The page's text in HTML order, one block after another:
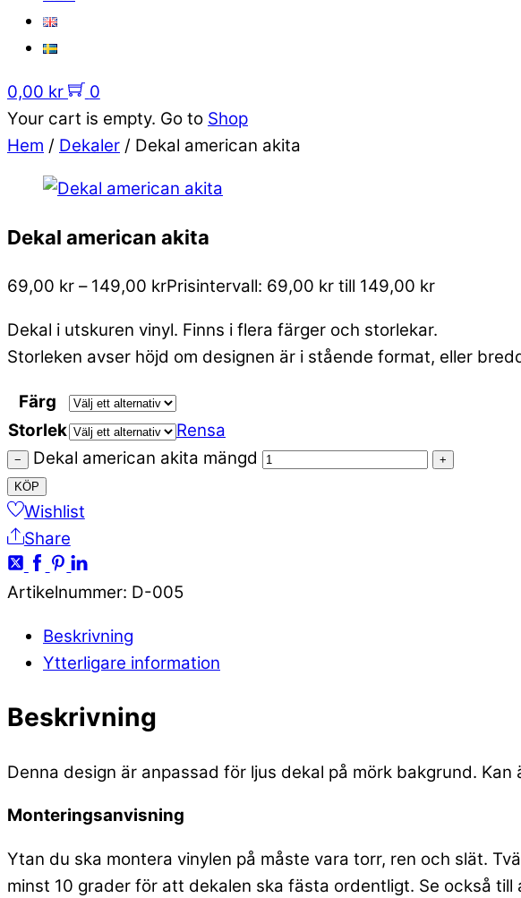
0,00 kr
0
Your cart is empty. Go to Shop
Hem / Dekaler / Dekal american akita
Dekal american akita
69,00 kr – 149,00 krPrisintervall: 69,00 kr till 149,00 kr
Dekal i utskuren vinyl. Finns i flera färger och storlekar.
Storleken avser höjd om designen är i stående format, eller
Färg
Storlek
Rensa
− Dekal american akita mängd
+
KÖP
Wishlist
Share
Artikelnummer: D-005
Beskrivning
Ytterligare information
Beskrivning
Denna design är anpassad för ljus dekal på mörk bakgrund. Kan
Monteringsanvisning
Ytan du ska montera vinylen på måste vara torr, ren och slät.
minst 10 grader för att dekalen ska fästa ordentligt. Se också